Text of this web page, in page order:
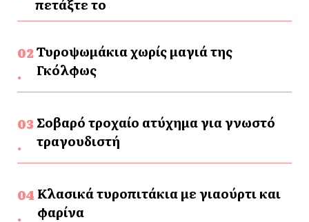
πετάξτε το
Τυροψωμάκια χωρίς μαγιά της
Γκόλφως
Σοβαρό τροχαίο ατύχημα για γνωστό
τραγουδιστή
Κλασικά τυροπιτάκια με γιαούρτι και
φαρίνα